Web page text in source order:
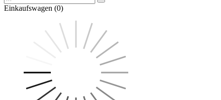
Einkaufswagen (0)